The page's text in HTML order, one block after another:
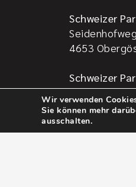
Schweizer
4653
Schweizer
Steuerservice
Im Bättel
4618
Wir verwenden
Sie können mehr
ausschalten.